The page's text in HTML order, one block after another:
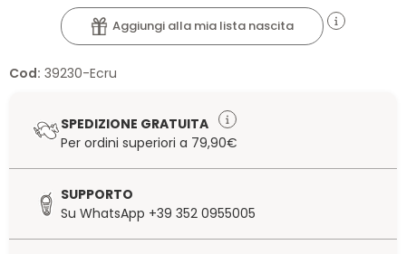
Aggiungi alla mia lista nascita
Cod: 39230-Ecru
SPEDIZIONE GRATUITA
Per ordini superiori a 79,90€
SUPPORTO
Su WhatsApp +39 352 0955005